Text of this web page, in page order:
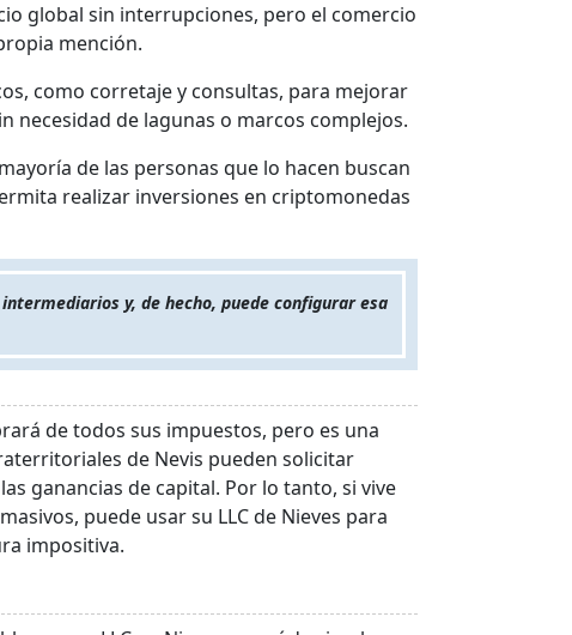
global sin interrupciones, pero el comercio
mención.
como corretaje y consultas, para mejorar
necesidad de lagunas o marcos complejos.
de las personas que lo hacen buscan
realizar inversiones en criptomonedas
y, de hecho, puede configurar esa
de todos sus impuestos, pero es una
de Nevis pueden solicitar
ganancias de capital. Por lo tanto, si vive
puede usar su LLC de Nieves para
impositiva.